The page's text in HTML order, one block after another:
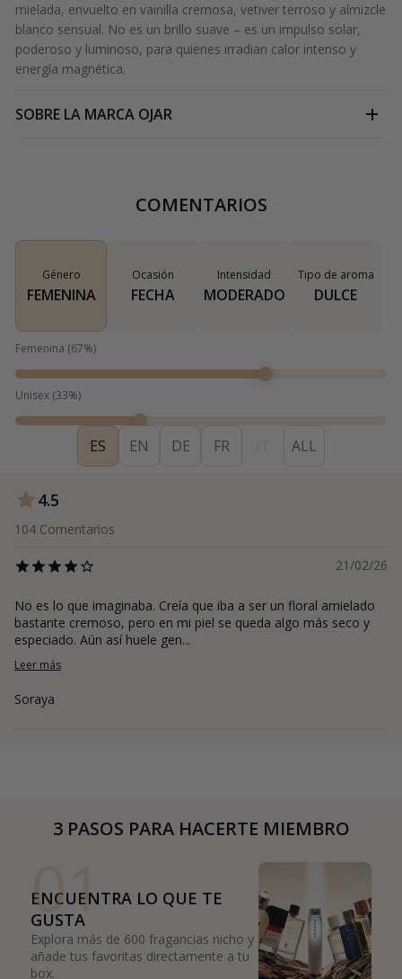
mielada, envuelto en vainilla cremosa, vetiver terroso y almizcle
blanco sensual. No es un brillo suave – es un impulso solar,
poderoso y luminoso, para quienes irradian calor intenso y
energía magnética.
SOBRE LA MARCA OJAR
COMENTARIOS
Género
FEMENINA
Ocasión
FECHA
Intensidad
MODERADO
Tipo de aroma
DULCE
Femenina (67%)
Unisex (33%)
ES EN DE FR ALL
4.5
104 Comentarios
21/02/26
No es lo que imaginaba. Creía que iba a ser un floral amielado
bastante cremoso, pero en mi piel se queda algo más seco y
especiado. Aún así huele gen...
Leer más
Soraya
3 PASOS PARA HACERTE MIEMBRO
01
ENCUENTRA LO QUE TE
GUSTA
Explora más de 600 fragancias nicho y
añade tus favoritas directamente a tu
box.